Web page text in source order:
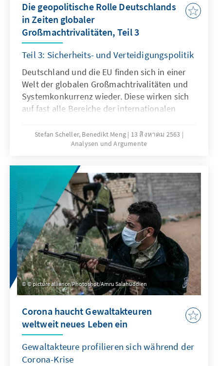
Die geopolitische Rolle Deutschlands
in Zeiten globaler
Großmachtrivalitäten, Teil 3
Teil 3: Sicherheits- und Verteidigungspolitik
Deutschland und die EU finden sich in einer
Welt der globalen Großmachtrivalitäten und
Systemkonkurrenz wieder. Diese wirken sich
auf fast alle Bereiche der internationalen
Zusammenarbeit, Welthandel,
Technologiepolitik und sicherheitspolitische
positionieren? Der Arbeitskreis Junge
Außenpolitik gibt in diesem Analysen &
Argumente Handlungsempfehlungen für die
Sicherheits- und Verteidigungspolitik.
Stefan Scheller, Benedikt Meng
13 สิงหาคม 2563
Analysen und Argumente
© picture alliance/Photoshot/Amru Salahuddien
Corona haucht Gewaltakteuren
weltweit neues Leben ein
Gewaltakteure profilieren sich während der
Corona-Krise